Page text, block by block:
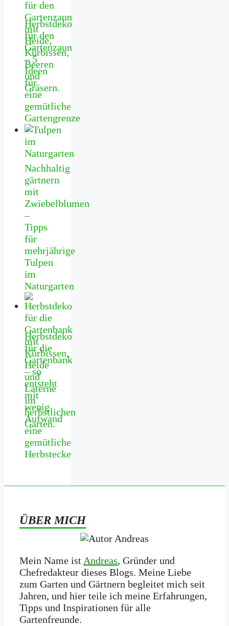
Herbstdeko
für den
Gartenzaun
– 5
Ideen
für
eine
gemütliche
Gartengrenze
Nachhaltig
gärtnern
mit
Zwiebelblumen
–
Tipps
für
mehrjährige
Tulpen
im
Naturgarten
Herbstdeko
für die
Gartenbank
– so
entsteht
mit
wenig
Aufwand
eine
gemütliche
Herbstecke
ÜBER MICH
Mein Name ist Andreas, Gründer und
Chefredakteur dieses Blogs. Meine Liebe
zum Garten und Gärtnern begleitet mich seit
Jahren, und hier teile ich meine Erfahrungen,
Tipps und Inspirationen für alle
Gartenfreunde.